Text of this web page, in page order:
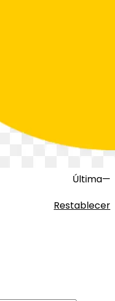
Última—
Restablecer